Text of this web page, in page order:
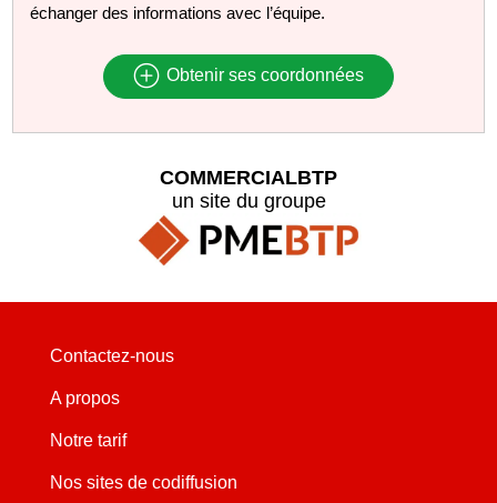
échanger des informations avec l’équipe.
Obtenir ses coordonnées
COMMERCIALBTP
un site du groupe
Contactez-nous
A propos
Notre tarif
Nos sites de codiffusion